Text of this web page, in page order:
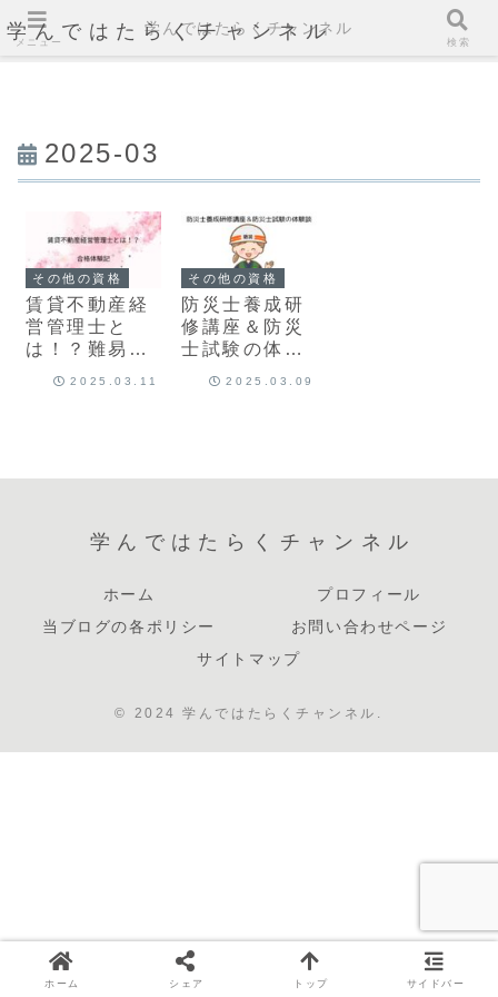
学んではたらくチャンネル
2025-03
その他の資格
賃貸不動産経
営管理士と
は！？難易
2025.03.11
その他の資格
防災士養成研
修講座＆防災
士試験の体験
2025.03.09
学んではたらくチャンネル
ホーム
プロフィール
当ブログの各ポリシー
お問い合わせページ
サイトマップ
© 2024 学んではたらくチャンネル.
メニュー
学んではたらくチャンネル
検索
ホーム シェア トップ サイドバー